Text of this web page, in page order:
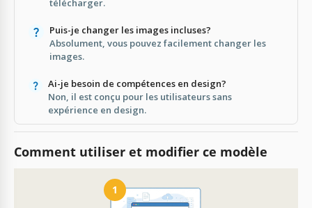
Puis-je changer les images incluses?
Absolument, vous pouvez facilement changer les
images.
Ai-je besoin de compétences en design?
Non, il est conçu pour les utilisateurs sans
expérience en design.
Comment utiliser et modifier ce modèle
1